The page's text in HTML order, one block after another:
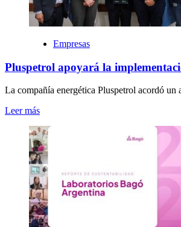
Empresas
Pluspetrol apoyará la
La compañía energética Pluspetrol acordó
Leer más